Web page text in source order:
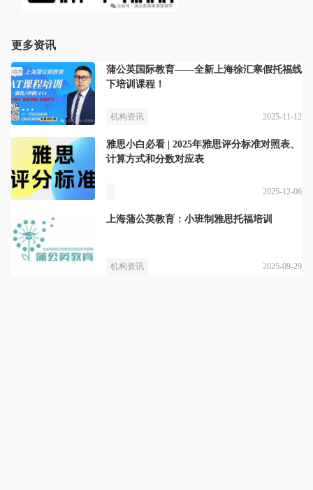
更多资讯
蒲公英国际教育——全新上海徐汇寒假托福线
下培训课程！
机构资讯 2025-11-12
雅思小白必看 | 2025年雅思评分标准对照表、
计算方式和分数对应表
2025-12-06
上海蒲公英教育：小班制雅思托福培训
机构资讯 2025-09-29